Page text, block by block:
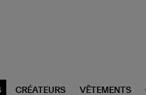
CRÉATEURS VÊTEMENTS